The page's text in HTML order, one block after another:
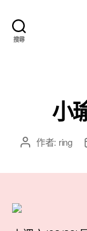
搜尋
小
文 作者: ring